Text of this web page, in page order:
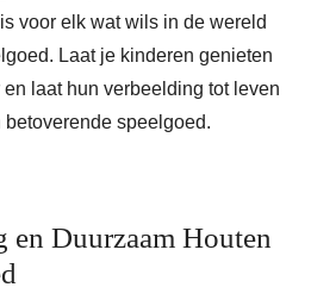
voor elk wat wils in de wereld
Laat je kinderen genieten
laat hun verbeelding tot leven
speelgoed.
Duurzaam Houten